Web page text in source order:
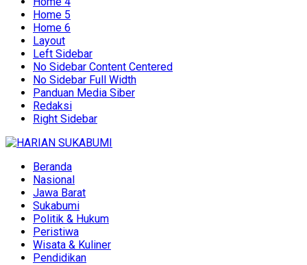
Home 5
Home 6
Layout
Left Sidebar
No Sidebar Content Centered
No Sidebar Full Width
Panduan Media Siber
Redaksi
Right Sidebar
Beranda
Nasional
Jawa Barat
Sukabumi
Politik & Hukum
Peristiwa
Wisata & Kuliner
Pendidikan